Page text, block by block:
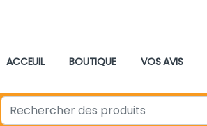
ACCEUIL BOUTIQUE VOS AVIS
Search for: